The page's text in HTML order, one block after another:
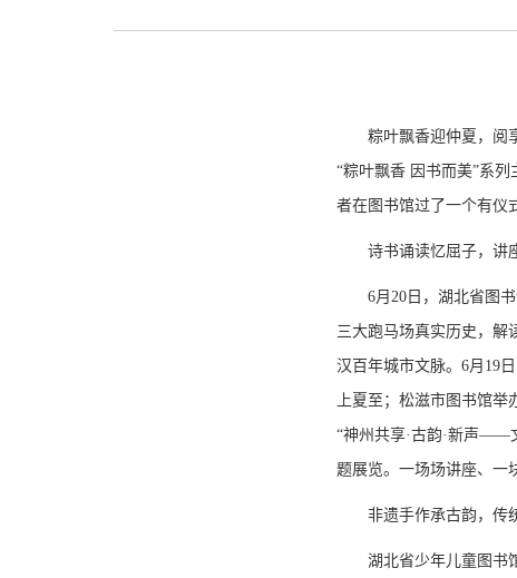
粽叶飘香迎仲夏，阅
“粽叶飘香 因书而美”系
者在图书馆过了一个有仪
诗书诵读忆屈子，讲
6月20日，湖北省图
三大跑马场真实历史，解
汉百年城市文脉。6月19
上夏至；松滋市图书馆
“神州共享·古韵·新声——
题展览。一场场讲座、一
非遗手作承古韵，传
湖北省少年儿童图书